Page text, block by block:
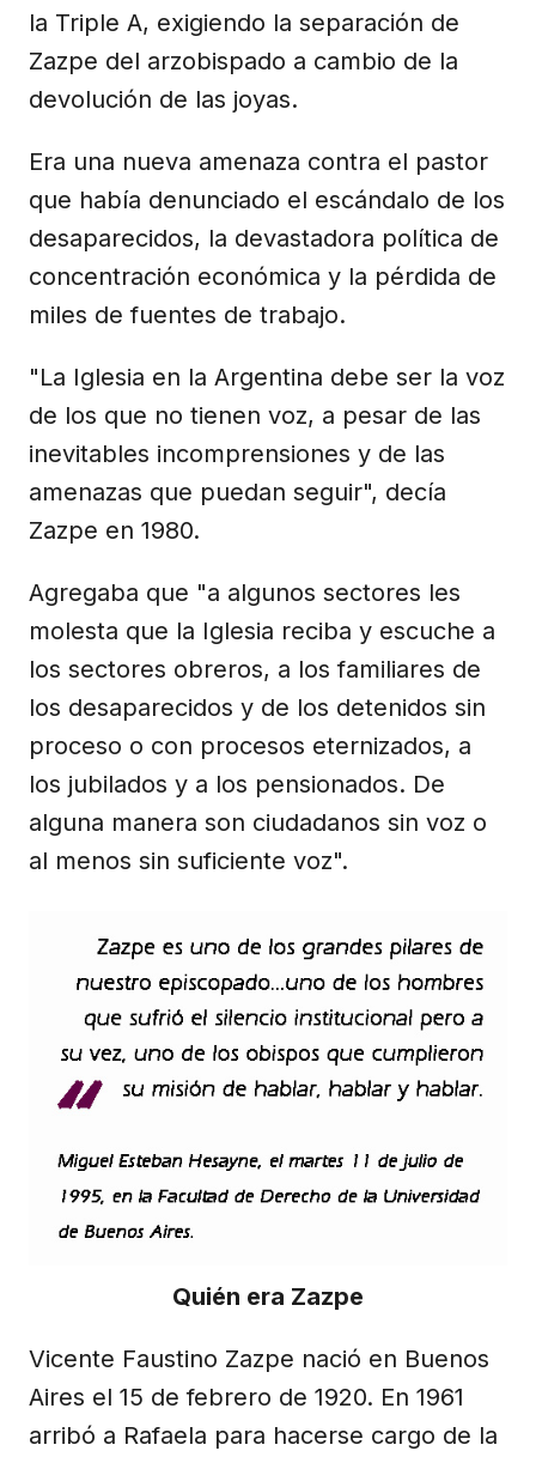
la Triple A, exigiendo la separación de
Zazpe del arzobispado a cambio de la
devolución de las joyas.
Era una nueva amenaza contra el pastor
que había denunciado el escándalo de los
desaparecidos, la devastadora política de
concentración económica y la pérdida de
miles de fuentes de trabajo.
"La Iglesia en la Argentina debe ser la voz
de los que no tienen voz, a pesar de las
inevitables incomprensiones y de las
amenazas que puedan seguir", decía
Zazpe en 1980.
Agregaba que "a algunos sectores les
molesta que la Iglesia reciba y escuche a
los sectores obreros, a los familiares de
los desaparecidos y de los detenidos sin
proceso o con procesos eternizados, a
los jubilados y a los pensionados. De
alguna manera son ciudadanos sin voz o
al menos sin suficiente voz".
Quién era Zazpe
Vicente Faustino Zazpe nació en Buenos
Aires el 15 de febrero de 1920. En 1961
arribó a Rafaela para hacerse cargo de la